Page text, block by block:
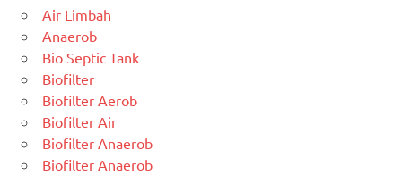
Air Limbah
Anaerob
Bio Septic Tank
Biofilter
Biofilter Aerob
Biofilter Air
Biofilter Anaerob
Biofilter Anaerob